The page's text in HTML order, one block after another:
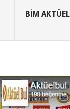
BIM AKTÜEL